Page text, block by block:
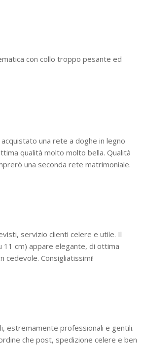
con collo troppo pesante ed
una rete a doghe in legno
qualità molto molto bella. Qualità
una seconda rete matrimoniale.
servizio clienti celere e utile. Il
11 cm) appare elegante, di ottima
cedevole. Consigliatissimi!
estremamente professionali e gentili.
che post, spedizione celere e ben